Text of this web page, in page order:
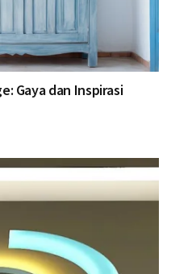
Gaya dan Inspirasi